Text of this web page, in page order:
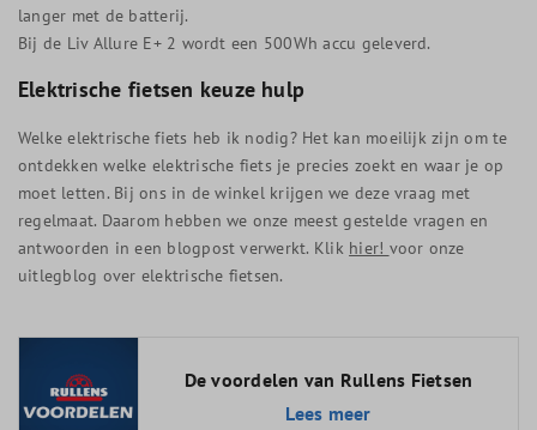
langer met de batterij.
Bij de Liv Allure E+ 2 wordt een 500Wh accu geleverd.
Elektrische fietsen keuze hulp
Welke elektrische fiets heb ik nodig? Het kan moeilijk zijn om te
ontdekken welke elektrische fiets je precies zoekt en waar je op
moet letten. Bij ons in de winkel krijgen we deze vraag met
regelmaat. Daarom hebben we onze meest gestelde vragen en
antwoorden in een blogpost verwerkt. Klik hier! voor onze
uitlegblog over elektrische fietsen.
De voordelen van Rullens Fietsen
Lees meer